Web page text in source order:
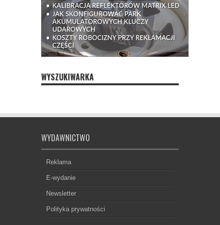
WYSZUKIWARKA
WYDAWNICTWO
Reklama
E-wydanie
Newsletter
Polityka prywatności